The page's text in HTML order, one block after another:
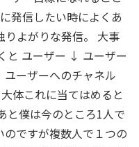
発信したい時によくあ
りよがりな発信。 大事
と ユーザー ↓ ユーザー
ーザーへのチャネル
体これに当てはめると
と僕は今のところ1人で
ですが複数人で１つの